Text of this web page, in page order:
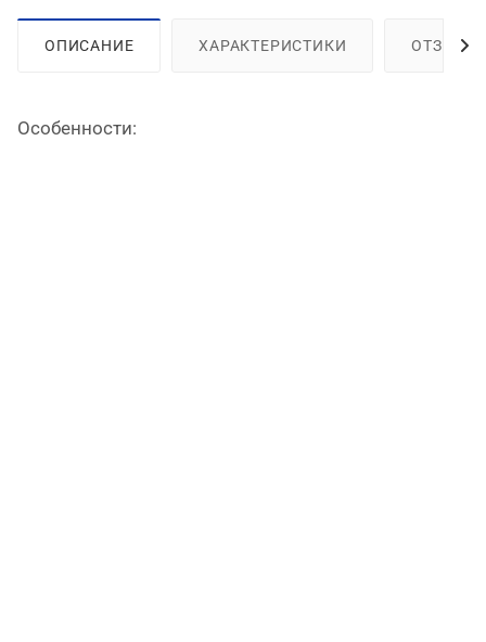
ОПИСАНИЕ ХАРАКТЕРИСТИКИ ОТЗЫВЫ
Особенности: